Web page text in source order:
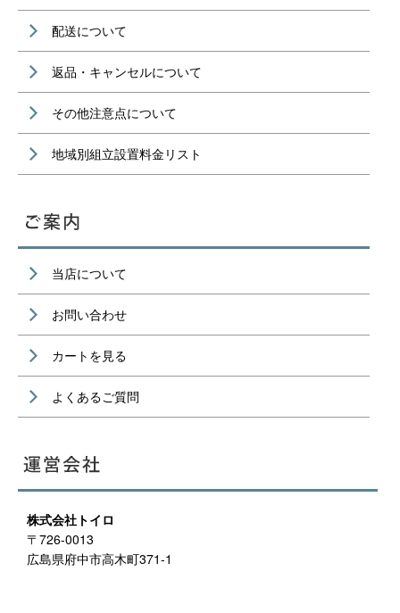
配送について
返品・キャンセルについて
その他注意点について
地域別組立設置料金リスト
当店について
お問い合わせ
カートを見る
よくあるご質問
株式会社トイロ
〒726-0013
広島県府中市高木町371-1